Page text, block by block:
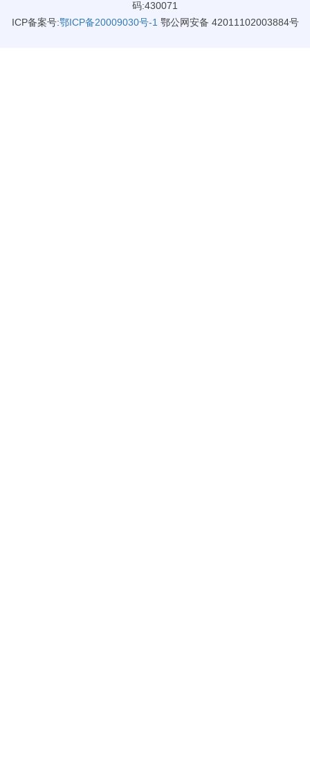
码:430071
ICP备案号:鄂ICP备20009030号-1 鄂公网安备 42011102003884号